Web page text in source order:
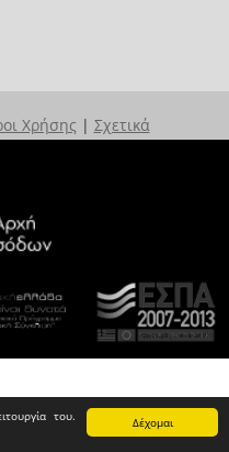
Δέχομαι
του.
Χρήσης | Σχετικά